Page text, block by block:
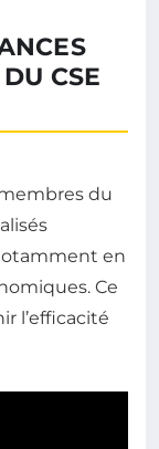
CSE
une réponse
du
en
Ce
l’efficacité